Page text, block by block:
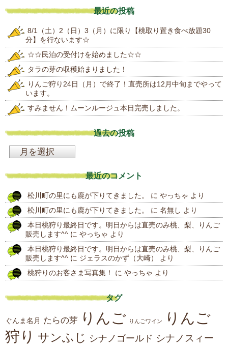
最近の投稿
8/1（土）2（日）3（月）に限り【桃取り置き食べ放題30
分】を行ないます☆
☆☆民泊の受付けを始めました☆☆
タラの芽の収穫始まりました！
りんご狩り24日（月）で終了！直売所は12月中旬までやって
います。
すみません！ムーンルージュ本日完売しました。
過去の投稿
投
稿
最近のコメント
松川町の里にも鹿が下りてきました。 に やっちゃ より
松川町の里にも鹿が下りてきました。
に 名無し より
本日桃狩り最終日です。明日からは直売のみ桃、梨、りんご
販売します^^ に やっちゃ より
本日桃狩り最終日です。明日からは直売のみ桃、梨、りんご
販売します^^ に ジェラスのかず（大崎）
より
桃狩りのお客さま写真集！
に やっちゃ より
タグ
ぐんま名月 たらの芽 りんご りんごワイン
りんご
狩り サンふじ シナノゴールド シナノスィー